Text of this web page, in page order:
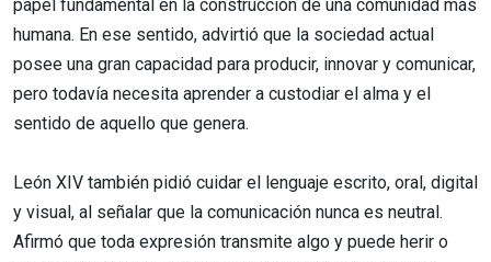
papel fundamental en la construcción de una comunidad más
humana. En ese sentido, advirtió que la sociedad actual
posee una gran capacidad para producir, innovar y comunicar,
pero todavía necesita aprender a custodiar el alma y el
sentido de aquello que genera.
León XIV también pidió cuidar el lenguaje escrito, oral, digital
y visual, al señalar que la comunicación nunca es neutral.
Afirmó que toda expresión transmite algo y puede herir o